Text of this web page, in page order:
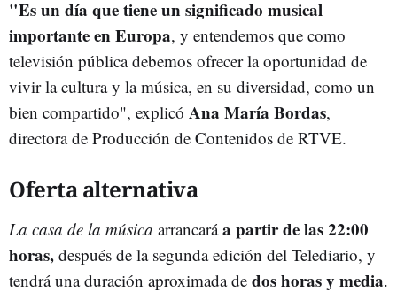
"Es un día que tiene un significado musical
importante en Europa, y entendemos que como
televisión pública debemos ofrecer la oportunidad de
vivir la cultura y la música, en su diversidad, como un
bien compartido", explicó Ana María Bordas,
directora de Producción de Contenidos de RTVE.
Oferta alternativa
La casa de la música arrancaráa partir de las 22:00
horas, después de la segunda edición del Telediario, y
tendrá una duración aproximada de dos horas y media.